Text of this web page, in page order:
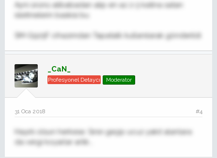
Ayni ürünü alibabadan alip en az 2-3 katina satan
isletmelerin baskisi bu
SM-G925F cihazımdan Tapatalk kullanılarak gönderildi
_CaN_
Profesyonel Detaycı Moderator
31 Oca 2018 #4
Hayırlı olsun herkese. Sınırı geçip ucuz yakıt alanlara
da vergi koyarlar artık...